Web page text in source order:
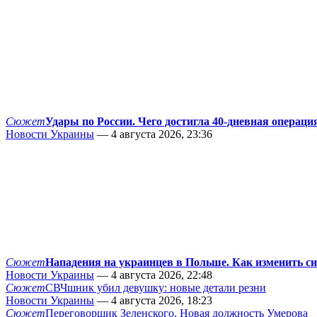
СюжетУдары по России. Чего достигла 40-дневная
Новости Украины — 4 августа 2026, 23:36
СюжетНападения на украинцев в Польше. Как изменить
Новости Украины — 4 августа 2026, 22:48
СюжетСВЧшник убил девушку: новые детали резни
Новости Украины — 4 августа 2026, 18:23
СюжетПереговорщик Зеленского. Новая должность Умерова